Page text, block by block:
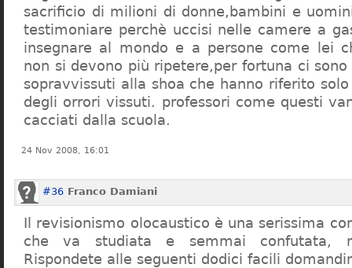
sacrificio di milioni di donne,bambini e
testimoniare perchè uccisi nelle camere a
insegnare al mondo e a persone come lei
non si devono più ripetere,per fortuna ci
sopravvissuti alla shoa che hanno riferito
degli orrori vissuti. professori come questi
cacciati dalla scuola.
24 Nov 2008, 16:01
#36 Franco Damiani
Il revisionismo olocaustico è una serissima
che va studiata e semmai confutata,
Rispondete alle seguenti dodici facili